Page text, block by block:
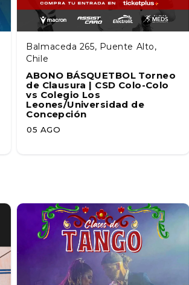
Balmaceda 265, Puente Alto,
Chile
ABONO BÁSQUETBOL Torneo
de Clausura | CSD Colo-Colo
vs Colegio Los
Leones/Universidad de
Concepción
05 AGO